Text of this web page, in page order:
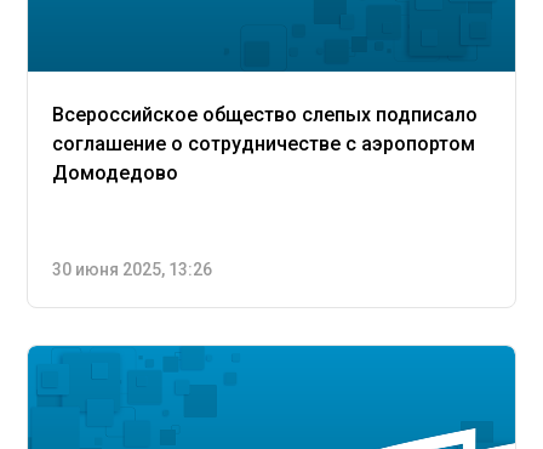
Всероссийское общество слепых подписало
соглашение о сотрудничестве с аэропортом
Домодедово
30 июня 2025, 13:26